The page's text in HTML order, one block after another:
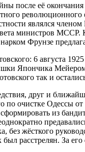
после её
революционного
являлся
министров
Фрунзе
6 августа
Япончика Мейером
так и
друг и
по очистке Одессы
из
без жёсткого
расстрелян. За